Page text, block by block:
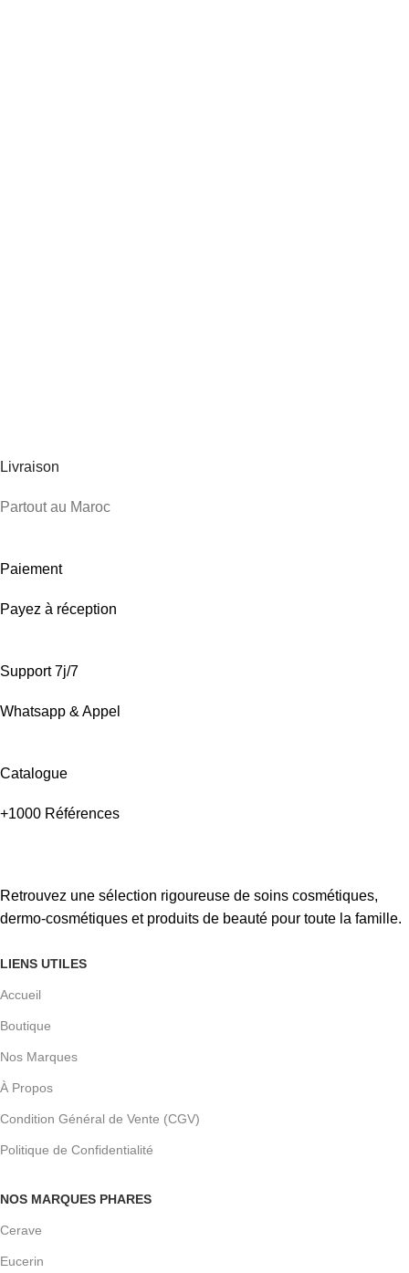
Livraison
Partout au Maroc
Paiement
Payez à réception
Support 7j/7
Whatsapp & Appel
Catalogue
+1000 Références
Retrouvez une sélection rigoureuse de soins cosmétiques,
dermo-cosmétiques et produits de beauté pour toute la famille.
LIENS UTILES
Accueil
Boutique
Nos Marques
À Propos
Condition Général de Vente (CGV)
Politique de Confidentialité
NOS MARQUES PHARES
Cerave
Eucerin